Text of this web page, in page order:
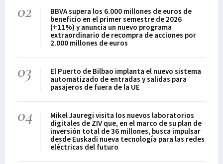
02
BBVA supera los 6.000 millones de euros de
beneficio en el primer semestre de 2026
(+11%) y anuncia un nuevo programa
extraordinario de recompra de acciones por
2.000 millones de euros
03
El Puerto de Bilbao implanta el nuevo sistema
automatizado de entradas y salidas para
pasajeros de fuera de la UE
04
Mikel Jauregi visita los nuevos laboratorios
digitales de ZIV que, en el marco de su plan de
inversión total de 36 millones, busca impulsar
desde Euskadi nueva tecnología para las redes
eléctricas del futuro